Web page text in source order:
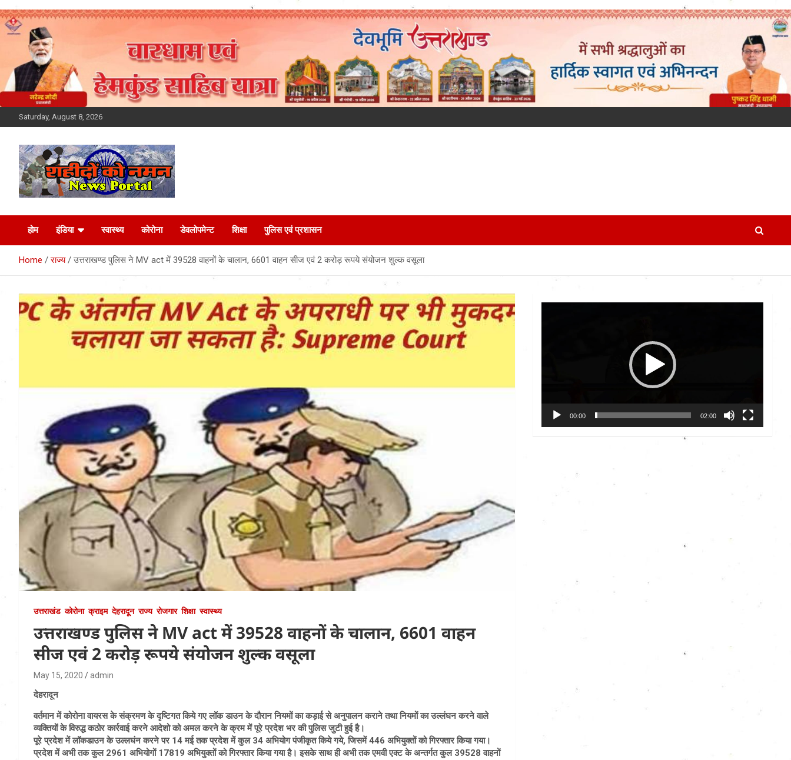
Skip
to
Saturday, August 8, 2026
Latest News Today,
Breaking News,
Uttarakhand News in
Hindi
होम इंडिया स्वास्थ्य कोरोना डेवलोपमेन्ट शिक्षा पुलिस एवं प्रशासन
Home राज्य उत्तराखण्ड पुलिस ने MV act में 39528 वाहनों के चालान, 6601 वाहन सीज एवं 2 करोड़ रूपये संयोजन शुल्क वसूला
उत्तराखंड कोरोना क्राइम देहरादून राज्य रोजगार शिक्षा स्वास्थ्य
उत्तराखण्ड पुलिस ने MV act में 39528 वाहनों के चालान, 6601 वाहन
सीज एवं 2 करोड़ रूपये संयोजन शुल्क वसूला
May 15, 2020 admin
देहरादून
वर्तमान में कोरोना वायरस के संक्रमण के दृष्टिगत किये गए लॉक डाउन के दौरान नियमों का कड़ाई से अनुपालन कराने तथा नियमों का उल्लंघन करने वाले
व्यक्तियों के विरुद्ध कठोर कार्रवाई करने आदेशो को अमल करने के क्रम में पूरे प्रदेश भर की पुलिस जुटी हुई है।
पूरे प्रदेश में लॉकडाउन के उल्लघंन करने पर 14 मई तक प्रदेश में कुल 34 अभियोग पंजीकृत किये गये, जिसमें 446 अभियुक्तों को गिरफ्तार किया गया।
प्रदेश में अभी तक कुल 2961 अभियोगों 17819 अभियुक्तों को गिरफ्तार किया गया है। इसके साथ ही अभी तक एमवी एक्ट के अन्तर्गत कुल 39528 वाहनों
00:00 02:00